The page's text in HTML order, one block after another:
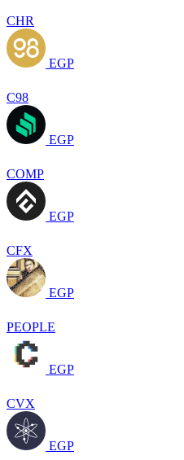
CHR
EGP
C98
EGP
COMP
EGP
CFX
EGP
PEOPLE
EGP
CVX
EGP